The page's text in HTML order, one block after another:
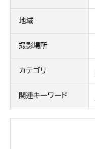
地域
撮影場所
カテゴリ
関連キーワード